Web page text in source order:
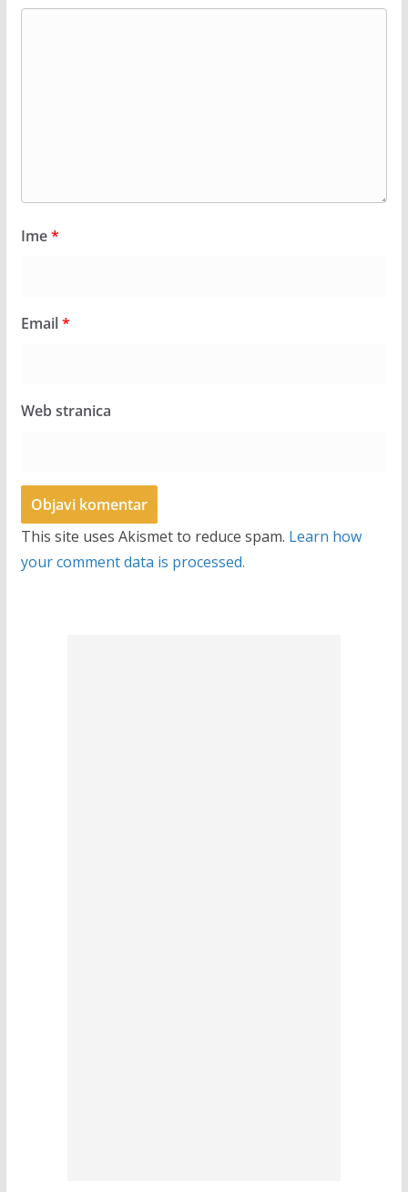
Ime*
Email*
Web stranica
This site uses Akismet to reduce spam. Learn how
your comment data is processed.